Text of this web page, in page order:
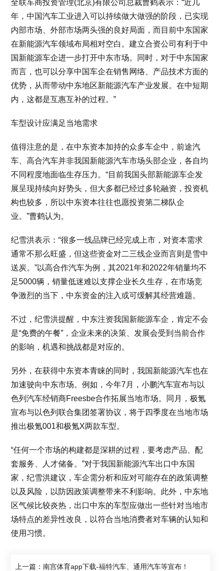
全联车商投资管理(北京)有限公司总裁曹鹤表示：“近几
年，中国汽车工业进入可以持续做大做强的阶段，已实现
内部市场、外部市场两头强的良好局面，而目前中东国家
在新能源汽车领域布局相对空白。建立合资公司有利于中
国新能源车企进一步打开中东市场。同时，对于中东国家
而言，也可以分享中国车企在销售网络、产品技术方面的
优势，从而带动中东地区新能源汽车产业发展。在中短期
内，这都是互惠互补的过程。”
车型设计应满足当地需求
值得注意的是，在中东资本加持的众多车企中，前途汽
车、高合汽车并非我国新能源汽车市场头部企业，各自均
不同程度地面临生存压力。“目前我国头部新能源车企发
展呈现持续向好势头，但大多都已经过多轮融资，投资机
构也较多，所以中东资本往往也愿投资第二梯队企
业。”曹鹤认为。
纪雪洪表示：“很多一线品牌已经完成上市，对资本需求
通常不那么旺盛，但这些资金对二三线企业而言则是雪中
送炭。”以高合作汽车为例，其2021年和2022年销量均不
足5000辆，销量低迷难以支撑企业长久生存，在市场竞
争激烈的当下，中东资金的注入或可缓解其经营难题。
不过，纪雪洪提醒，中东注资我国新能源车企，肯定不会
是“免费的午餐”，企业未来的决策、发展会受到当前合作
的影响，机遇和挑战都是对应的。
另外，在获得中东资本青睐的同时，我国新能源汽车也在
加速驶向中东市场。例如，今年7月，小鹏汽车宣布与以
色列汽车经销商Freesbe合作拓展当地市场。同月，极氪
宣布与以色列联合集团签署协议，将于四季度在当地市场
推出极氪001和极氪X两款车型。
“任何一个市场的构建都是深耕的过程，要考虑产品、配
套服务、人才储备。”对于我国新能源汽车出口中东国
家，纪雪洪建议，车企需分析和应对可能存在的政策调整
以及风险，以防因政策调整带来不利影响。此外，中东地
区气候比较炎热，出口中东的车型应做出一些针对当地市
场特点的差异性改良，以符合当地消费者对车辆的认知和
使用习惯。
上一篇：南宫体育app下载-福特汽车、通用汽车等宣布！